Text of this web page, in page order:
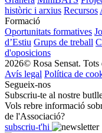
històric i arxius Recursos
Formació
Oportunitats formatives
d’Estiu Grups de treball
d'oposicions
2026© Rosa Sensat. Tots
Avís legal Política de
Segueix-nos
Subscriu-te al nostre
Vols rebre informació
de l'Associació?
subscriu-t'hi